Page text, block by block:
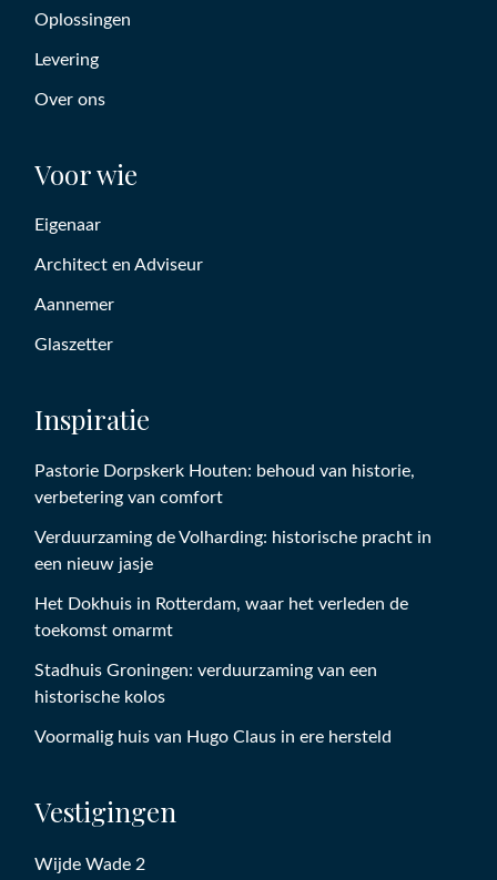
Oplossingen
Levering
Over ons
Voor wie
Eigenaar
Architect en Adviseur
Aannemer
Glaszetter
Inspiratie
Pastorie Dorpskerk Houten: behoud van historie,
verbetering van comfort
Verduurzaming de Volharding: historische pracht in
een nieuw jasje
Het Dokhuis in Rotterdam, waar het verleden de
toekomst omarmt
Stadhuis Groningen: verduurzaming van een
historische kolos
Voormalig huis van Hugo Claus in ere hersteld
Vestigingen
Wijde Wade 2